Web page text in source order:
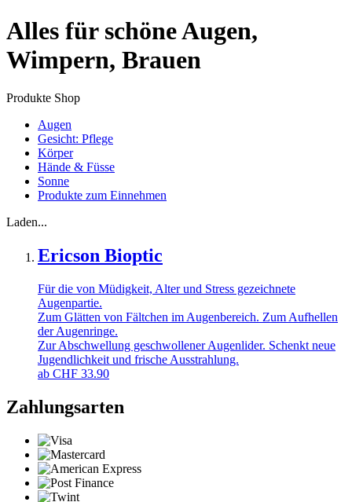
Alles für schöne Augen,
Wimpern, Brauen
Produkte Shop
Augen
Gesicht: Pflege
Körper
Hände & Füsse
Sonne
Produkte zum Einnehmen
Laden...
Ericson Bioptic
Für die von Müdigkeit, Alter und Stress gezeichnete
Augenpartie.
Zum Glätten von Fältchen im Augenbereich. Zum Aufhellen
der Augenringe.
Zur Abschwellung geschwollener Augenlider. Schenkt neue
Jugendlichkeit und frische Ausstrahlung.
ab CHF 33.90
Zahlungsarten